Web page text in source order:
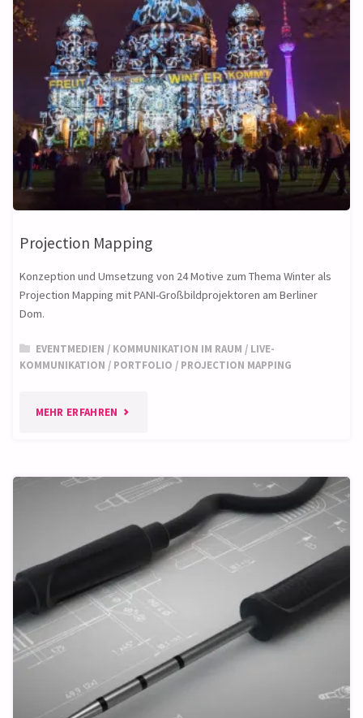
Projection Mapping
Konzeption und Umsetzung von 24 Motive zum Thema Winter als
Projection Mapping mit PANI-Großbildprojektoren am Berliner
Dom.
EVENTMEDIEN / KOMMUNIKATION IM RAUM / LIVE-
KOMMUNIKATION / PORTFOLIO / PROJECTION MAPPING
MEHR ERFAHREN "PROJECTION